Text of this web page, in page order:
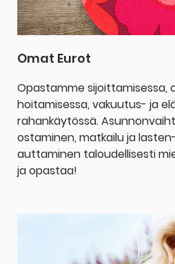
Omat Eurot
Opastamme sijoittamisessa,
hoitamisessa, vakuutus- ja
rahankäytössä.
ostaminen, matkailu ja
auttaminen taloudellisesti
ja opastaa!